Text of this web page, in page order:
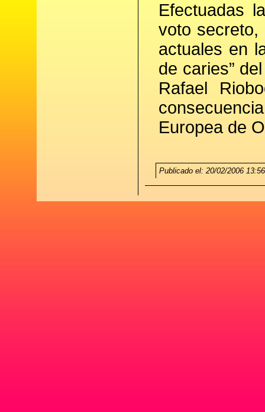
Efectuadas
voto secreto,
actuales en
de caries”
Rafael
Europea de
Publicado el: 20/02/2006